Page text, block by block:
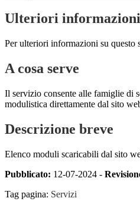
Ulteriori informazioni
Per ulteriori informazioni su questo
A cosa serve
Il servizio consente alle famiglie di
modulistica direttamente dal sito
Descrizione breve
Elenco moduli scaricabili dal sito
Pubblicato: 12-07-2024 -
Tag pagina: Servizi